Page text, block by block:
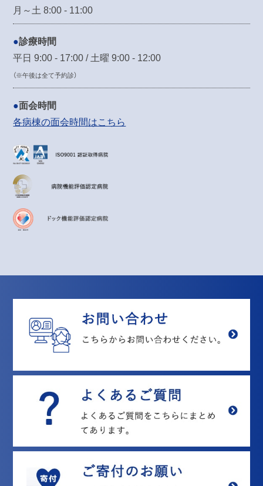
月～土 8:00 - 11:00
診療時間
平日 9:00 - 17:00 / 土曜 9:00 - 12:00
（※午後は全て予約診）
面会時間
各病棟の面会時間はこちら